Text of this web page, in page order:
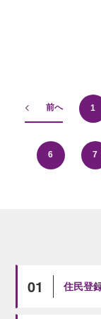
前へ 1
6 7
01 住民登